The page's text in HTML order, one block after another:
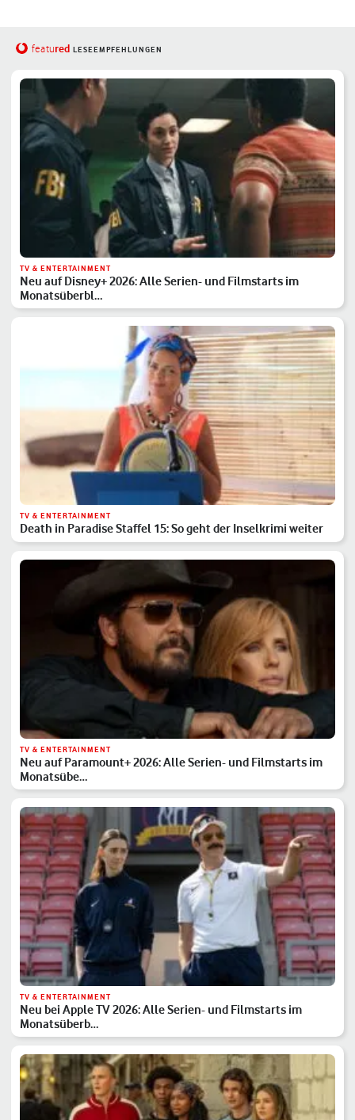
featured LESEEMPFEHLUNGEN
TV & ENTERTAINMENT
Neu auf Disney+ 2026: Alle Serien- und Filmstarts im
Monatsüberbl…
TV & ENTERTAINMENT
Death in Paradise Staffel 15: So geht der Inselkrimi weiter
TV & ENTERTAINMENT
Neu auf Paramount+ 2026: Alle Serien- und Filmstarts im
Monatsübe…
TV & ENTERTAINMENT
Neu bei Apple TV 2026: Alle Serien- und Filmstarts im
Monatsüberb…